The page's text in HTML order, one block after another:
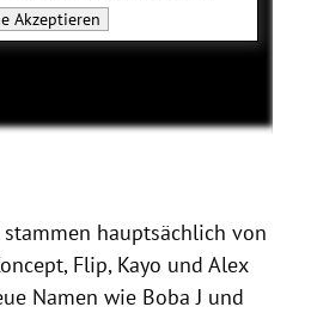
Akzeptieren
hauptsächlich von
Flip, Kayo und Alex
Namen wie Boba J und